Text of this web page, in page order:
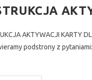
AKTYWACJI
podstrony z